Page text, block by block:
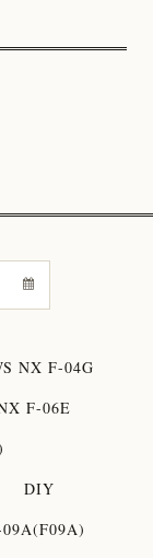
NX F-04G
F-06E
DIY